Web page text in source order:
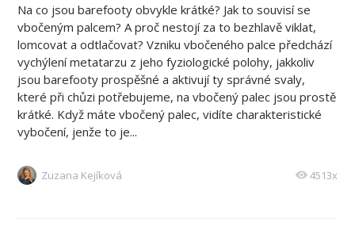
Na co jsou barefooty obvykle krátké? Jak to souvisí se
vbočeným palcem? A proč nestojí za to bezhlavě viklat,
lomcovat a odtlačovat? Vzniku vbočeného palce předchází
vychýlení metatarzu z jeho fyziologické polohy, jakkoliv
jsou barefooty prospěšné a aktivují ty správné svaly,
které při chůzi potřebujeme, na vbočený palec jsou prostě
krátké. Když máte vbočený palec, vidíte charakteristické
vybočení, jenže to je...
Zuzana Kejíková 4513x